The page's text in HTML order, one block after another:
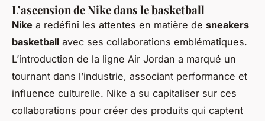
L’ascension de Nike dans le basketball
Nike a redéfini les attentes en matière de sneakers
basketball avec ses collaborations emblématiques.
L’introduction de la ligne Air Jordan a marqué un
tournant dans l’industrie, associant performance et
influence culturelle. Nike a su capitaliser sur ces
collaborations pour créer des produits qui captent